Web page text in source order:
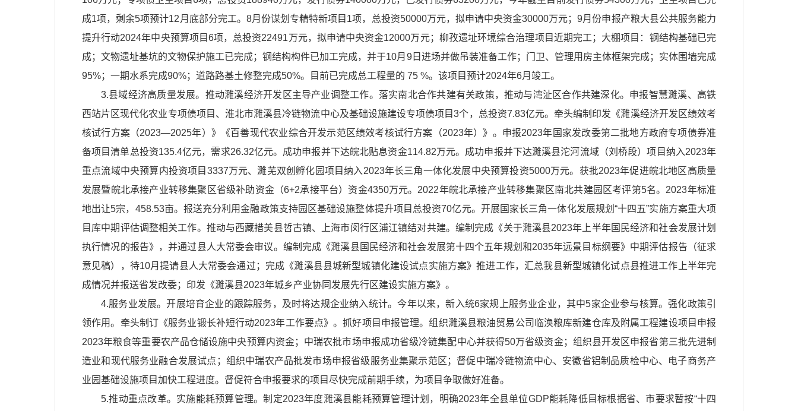
成1项，剩余5项预计12月底部分完工。8月份谋划专精特新项目1项，总投资50000万元，拟申请中央资金30000万元；9月份申报产粮大县公共服务能力
提升行动2024年中央预算项目6项，总投资22491万元，拟申请中央资金12000万元；柳孜遗址环境综合治理项目近期完工；大棚项目：钢结构基础已完
成；文物遗址基坑的文物保护施工已完成；钢结构构件已加工完成，并于10月9日进场并做吊装准备工作；门卫、管理用房主体框架完成；实体围墙完成
95%；一期水系完成90%；道路路基土修整完成50%。目前已完成总工程量的 75 %。该项目预计2024年6月竣工。
3.县域经济高质量发展。推动濉溪经济开发区主导产业调整工作。落实南北合作共建有关政策，推动与湾沚区合作共建深化。申报智慧濉溪、高铁
西站片区现代化农业专项债项目、淮北市濉溪县冷链物流中心及基础设施建设专项债项目3个，总投资7.83亿元。牵头编制印发《濉溪经济开发区绩效考
核试行方案（2023—2025年）》《百善现代农业综合开发示范区绩效考核试行方案（2023年）》。申报2023年国家发改委第二批地方政府专项债券准
备项目清单总投资135.4亿元，需求26.32亿元。成功申报并下达皖北贴息资金114.82万元。成功申报并下达濉溪县沱河流域（刘桥段）项目纳入2023年
重点流域中央预算内投资项目3337万元、濉芜双创孵化园项目纳入2023年长三角一体化发展中央预算投资5000万元。获批2023年促进皖北地区高质量
发展暨皖北承接产业转移集聚区省级补助资金（6+2承接平台）资金4350万元。2022年皖北承接产业转移集聚区南北共建园区考评第5名。2023年标准
地出让5宗，458.53亩。报送充分利用金融政策支持园区基础设施整体提升项目总投资70亿元。开展国家长三角一体化发展规划“十四五”实施方案重大项
目库中期评估调整相关工作。推动与西藏措美县哲古镇、上海市闵行区浦江镇结对共建。编制完成《关于濉溪县2023年上半年国民经济和社会发展计划
执行情况的报告》，并通过县人大常委会审议。编制完成《濉溪县国民经济和社会发展第十四个五年规划和2035年远景目标纲要》中期评估报告（征求
意见稿），待10月提请县人大常委会通过；完成《濉溪县县城新型城镇化建设试点实施方案》推进工作，汇总我县新型城镇化试点县推进工作上半年完
成情况并报送省发改委；印发《濉溪县2023年城乡产业协同发展先行区建设实施方案》。
4.服务业发展。开展培育企业的跟踪服务，及时将达规企业纳入统计。今年以来，新入统6家规上服务业企业，其中5家企业参与核算。强化政策引
领作用。牵头制订《服务业锻长补短行动2023年工作要点》。抓好项目申报管理。组织濉溪县粮油贸易公司临涣粮库新建仓库及附属工程建设项目申报
2023年粮食等重要农产品仓储设施中央预算内资金；中瑞农批市场申报成功省级冷链集配中心并获得50万省级资金；组织县开发区申报省第三批先进制
造业和现代服务业融合发展试点；组织中瑞农产品批发市场申报省级服务业集聚示范区；督促中瑞冷链物流中心、安徽省铝制品质检中心、电子商务产
业园基础设施项目加快工程进度。督促符合申报要求的项目尽快完成前期手续，为项目争取做好准备。
5.推动重点改革。实施能耗预算管理。制定2023年度濉溪县能耗预算管理计划，明确2023年全县单位GDP能耗降低目标根据省、市要求暂按“十四